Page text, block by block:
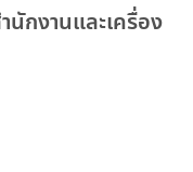
กงานและเครื่อง